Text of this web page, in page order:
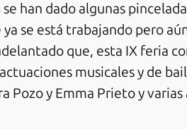
han dado algunas
ya se está trabajando pero
que, esta IX feria
musicales y de
Pozo y Emma Prieto y